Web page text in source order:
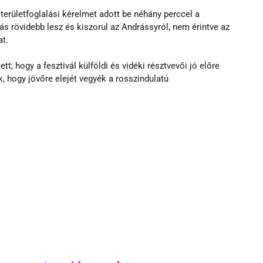
kérelmet adott be néhány perccel a
rövidebb lesz és kiszorul az Andrássyról, nem érintve az
hogy a fesztivál külföldi és vidéki résztvevői jó előre
hogy jövőre elejét vegyék a rosszindulatú